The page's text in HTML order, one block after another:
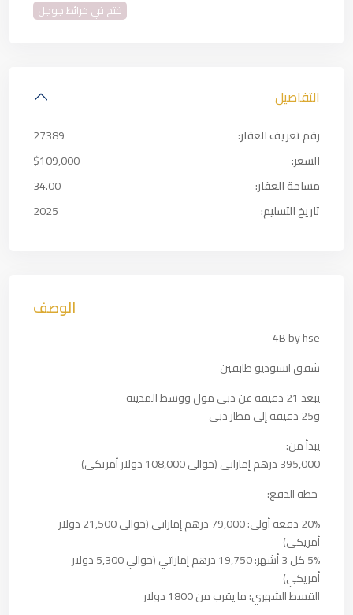
فتح في خرائط جوجل
التفاصيل
رقم تعريف العقار:
27389
السعر:
$109,000
مساحة العقار:
34.00
تاريخ التسليم:
2025
الوصف
4B by hse
شقق استوديو طابقين
يبعد 21 دقيقة عن دبي مول ووسط المدينة
و25 دقيقة إلى مطار دبي
يبدأ من:
395,000 درهم إماراتي (حوالي 108,000 دولار أمريكي)
خطة الدفع:
20% دفعة أولى: 79,000 درهم إماراتي (حوالي 21,500 دولار
أمريكي)
5% كل 3 أشهر: 19,750 درهم إماراتي (حوالي 5,300 دولار
أمريكي)
القسط الشهري: ما يقرب من 1800 دولار